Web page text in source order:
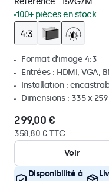
100+ pièces en stock
Format d'image 4:3
Entrées : HDMI, VGA,
Installation :
Dimensions : 335 x
299,00 €
358,80 € TTC
Voir
Disponibilité à